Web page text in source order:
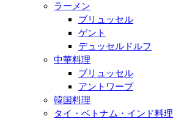
ラーメン
ブリュッセル
ゲント
デュッセルドルフ
中華料理
ブリュッセル
アントワープ
韓国料理
タイ・ベトナム・インド料理